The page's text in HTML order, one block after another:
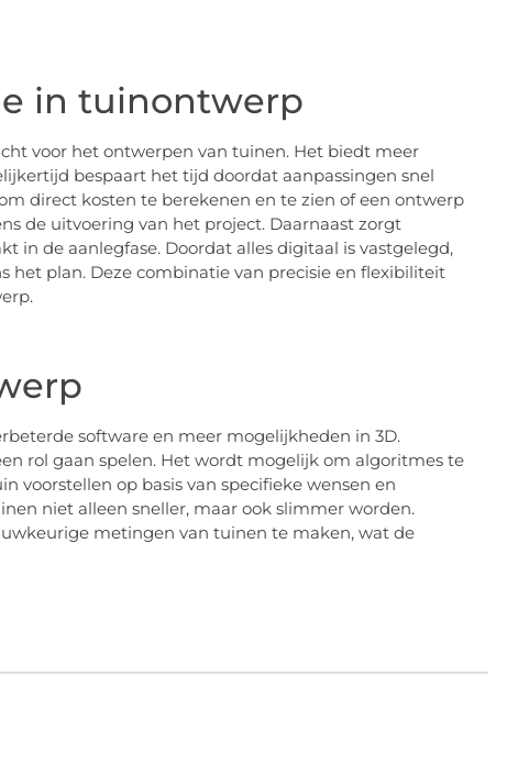
in tuinontwerp
voor het ontwerpen van tuinen. Het biedt meer
bespaart het tijd doordat aanpassingen snel
direct kosten te berekenen en te zien of een ontwerp
de uitvoering van het project. Daarnaast zorgt
in de aanlegfase. Doordat alles digitaal is vastgelegd,
het plan. Deze combinatie van precisie en flexibiliteit
software en meer mogelijkheden in 3D.
rol gaan spelen. Het wordt mogelijk om algoritmes te
voorstellen op basis van specifieke wensen en
niet alleen sneller, maar ook slimmer worden.
metingen van tuinen te maken, wat de